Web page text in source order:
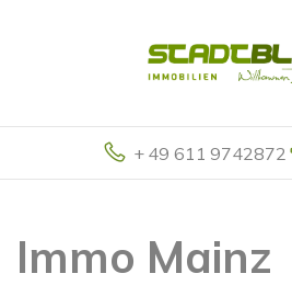
+ 49 611 9742872
Immo Mainz